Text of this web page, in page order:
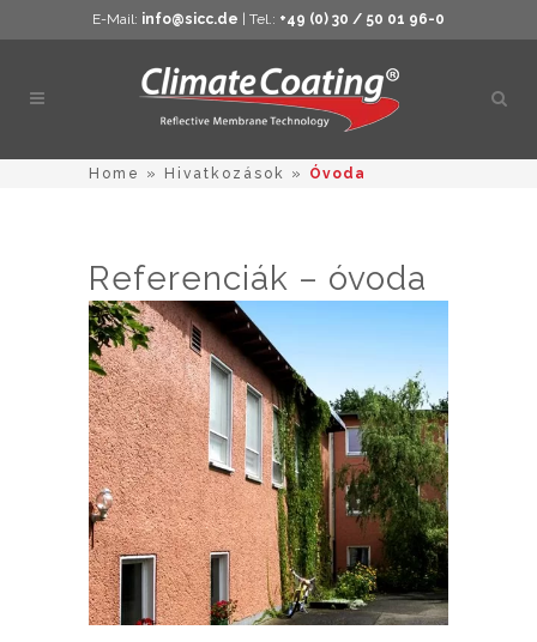
E-Mail: info@sicc.de | Tel.: +49 (0) 30 / 50 01 96-0
Home » Hivatkozások » Óvoda
Referenciák – óvoda
Napközi otthon Pankowban